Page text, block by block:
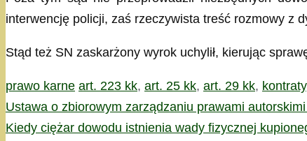
interwencję policji, zaś rzeczywista treść rozmowy z
Stąd też SN zaskarżony wyrok uchylił, kierując
Kategorie
prawo karne Tagi
art. 223 kk, art. 25 kk, art. 29 kk,
Ustawa o zbiorowym zarządzaniu prawami
Kiedy ciężar dowodu istnienia wady fizycznej